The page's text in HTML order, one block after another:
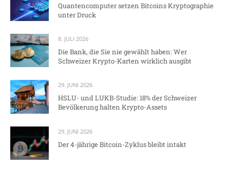
Quantencomputer setzen Bitcoins Kryptographie
unter Druck
8. JULI 2026
Die Bank, die Sie nie gewählt haben: Wer
Schweizer Krypto-Karten wirklich ausgibt
29. JUNI 2026
HSLU- und LUKB-Studie: 18% der Schweizer
Bevölkerung halten Krypto-Assets
29. JUNI 2026
Der 4-jährige Bitcoin-Zyklus bleibt intakt